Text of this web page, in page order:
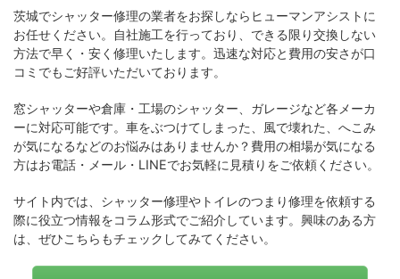
茨城でシャッター修理の業者をお探しならヒューマンアシストに
お任せください。自社施工を行っており、できる限り交換しない
方法で早く・安く修理いたします。迅速な対応と費用の安さが口
コミでもご好評いただいております。
窓シャッターや倉庫・工場のシャッター、ガレージなど各メーカ
ーに対応可能です。車をぶつけてしまった、風で壊れた、へこみ
が気になるなどのお悩みはありませんか？費用の相場が気になる
方はお電話・メール・LINEでお気軽に見積りをご依頼ください。
サイト内では、シャッター修理やトイレのつまり修理を依頼する
際に役立つ情報をコラム形式でご紹介しています。興味のある方
は、ぜひこちらもチェックしてみてください。